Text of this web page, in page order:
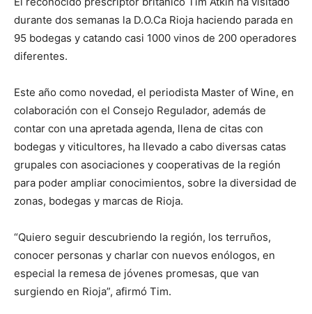
durante dos semanas la D.O.Ca Rioja haciendo parada en
95 bodegas y catando casi 1000 vinos de 200 operadores
diferentes.
Este año como novedad, el periodista Master of Wine, en
colaboración con el Consejo Regulador, además de
contar con una apretada agenda, llena de citas con
bodegas y viticultores, ha llevado a cabo diversas catas
grupales con asociaciones y cooperativas de la región
para poder ampliar conocimientos, sobre la diversidad de
zonas, bodegas y marcas de Rioja.
“Quiero seguir descubriendo la región, los terruños,
conocer personas y charlar con nuevos enólogos, en
especial la remesa de jóvenes promesas, que van
surgiendo en Rioja”, afirmó Tim.